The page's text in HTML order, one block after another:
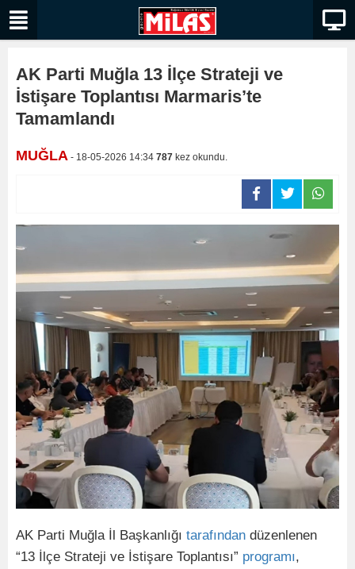
AK Parti Muğla 13 İlçe Strateji ve
İstişare Toplantısı Marmaris’te
Tamamlandı
MUĞLA - 18-05-2026 14:34 787 kez okundu.
AK Parti Muğla İl Başkanlığı tarafından düzenlenen
“13 İlçe Strateji ve İstişare Toplantısı” programı,